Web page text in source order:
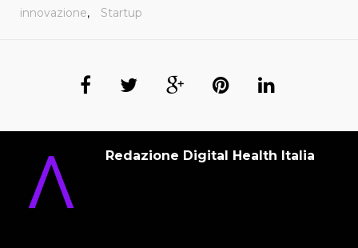
innovazione, Startup
Redazione Digital Health Italia